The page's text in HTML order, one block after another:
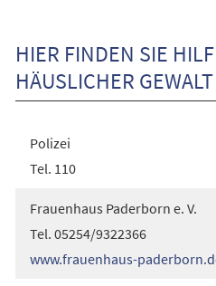
HIER FINDEN SIE
HÄUSLICHER GEWALT
Polizei
Tel. 110
Frauenhaus Paderborn e. V.
Tel. 05254/9322366
www.frauenhaus-